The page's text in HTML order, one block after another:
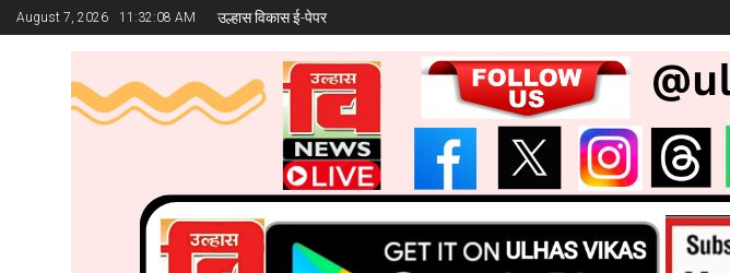
August 7, 2026 11:32:09 AM उल्हास विकास ई-पेपर